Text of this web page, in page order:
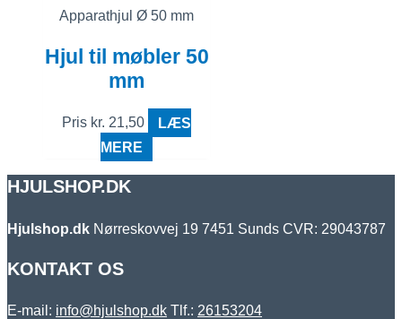
Apparathjul Ø 50 mm
Hjul til møbler 50
mm
Pris kr. 21,50
LÆS
MERE
HJULSHOP.DK
Hjulshop.dk Nørreskovvej 19 7451 Sunds CVR: 29043787
KONTAKT OS
E-mail: info@hjulshop.dk Tlf.: 26153204